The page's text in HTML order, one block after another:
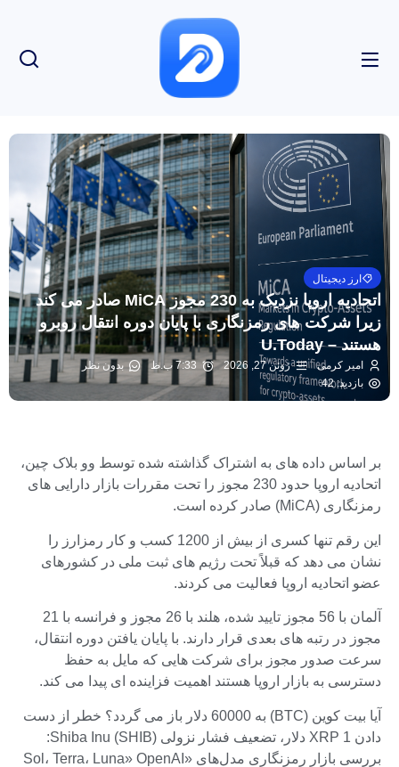
ارز دیجیتال
اتحادیه اروپا نزدیک به 230 مجوز MiCA صادر می کند
زیرا شرکت های رمزنگاری با پایان دوره انتقال روبرو
هستند – U.Today
امیر کرمی ژوئن 27, 2026 7:33 ب.ظ
بدون نظر
بازدید: 42
بر اساس داده های به اشتراک گذاشته شده توسط وو بلاک چین،
اتحادیه اروپا حدود 230 مجوز را تحت مقررات بازار دارایی های
رمزنگاری (MiCA) صادر کرده است.
این رقم تنها کسری از بیش از 1200 کسب و کار رمزارز را
نشان می دهد که قبلاً تحت رژیم های ثبت ملی در کشورهای
عضو اتحادیه اروپا فعالیت می کردند.
آلمان با 56 مجوز تایید شده، هلند با 26 مجوز و فرانسه با 21
مجوز در رتبه های بعدی قرار دارند. با پایان یافتن دوره انتقال،
سرعت صدور مجوز برای شرکت هایی که مایل به حفظ
دسترسی به بازار اروپا هستند اهمیت فزاینده ای پیدا می کند.
آیا بیت کوین (BTC) به 60000 دلار باز می گردد؟ خطر از دست
دادن XRP 1 دلار، تضعیف فشار نزولی Shiba Inu (SHIB):
بررسی بازار رمزنگاری مدل‌های «Sol، Terra، Luna» OpenAI